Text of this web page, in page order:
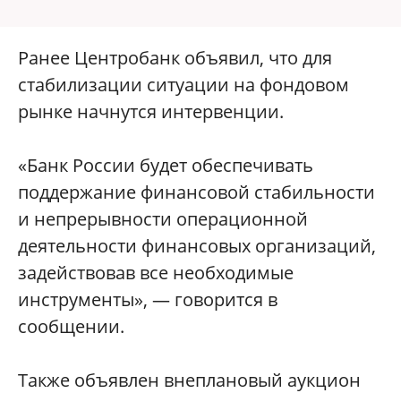
Ранее Центробанк объявил, что для
стабилизации ситуации на фондовом
рынке начнутся интервенции.
«Банк России будет обеспечивать
поддержание финансовой стабильности
и непрерывности операционной
деятельности финансовых организаций,
задействовав все необходимые
инструменты», — говорится в
сообщении.
Также объявлен внеплановый аукцион